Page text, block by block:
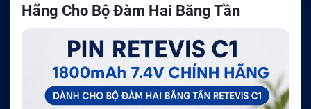
Hãng Cho Bộ Đàm Hai Băng Tần